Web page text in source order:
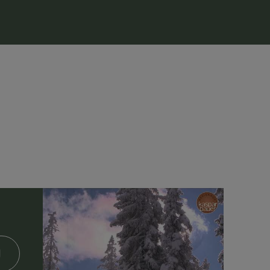
wird zu einem unvergesslichen Erlebnis!